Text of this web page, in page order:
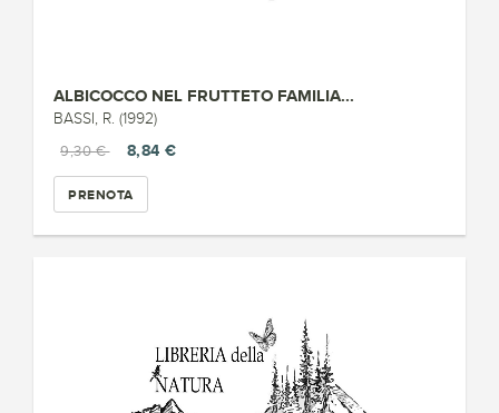
ALBICOCCO NEL FRUTTETO FAMILIA...
BASSI, R. (1992)
9,30 €
8,84 €
PRENOTA